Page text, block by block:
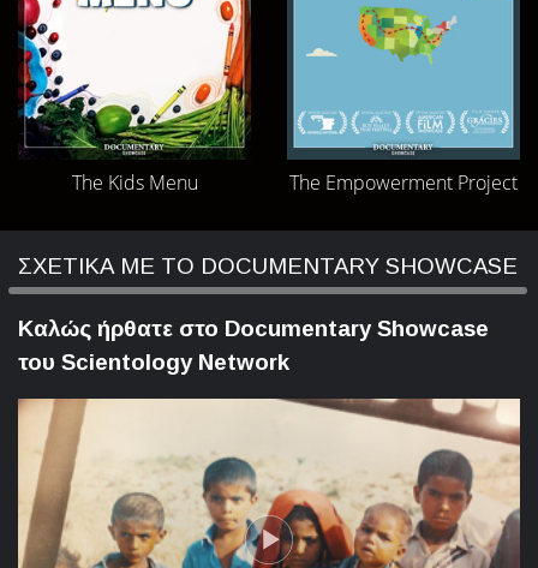
The Kids Menu The Empowerment Project
ΣΧΕΤΙΚΑ ΜΕ ΤΟ DOCUMENTARY SHOWCASE
Καλώς ήρθατε στο Documentary Showcase
του Scientology Network